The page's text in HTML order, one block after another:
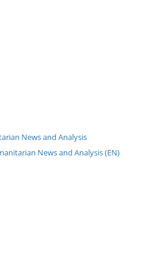
News and Analysis
News and Analysis (EN)